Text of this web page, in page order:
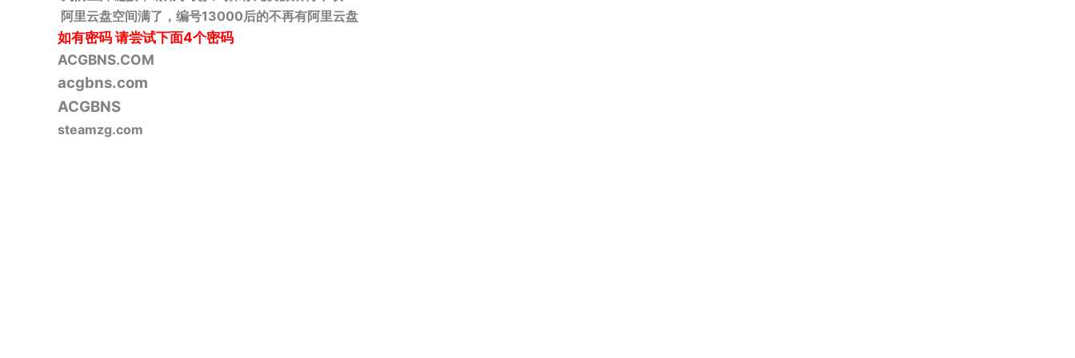
阿里云盘空间满了，编号13000后的不再有阿里云盘
如有密码请尝试下面4个密码
ACGBNS.COM
acgbns.com
ACGBNS
steamzg.com